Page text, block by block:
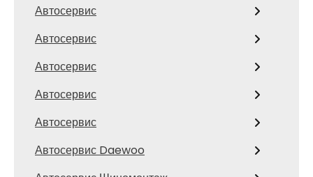
Автосервис
Автосервис
Автосервис
Автосервис
Автосервис
Автосервис Daewoo